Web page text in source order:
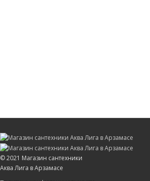
© 2021 Магазин сантехники
Аква Лига в Арзамасе